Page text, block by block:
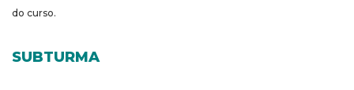
do curso.
SUBTURMA